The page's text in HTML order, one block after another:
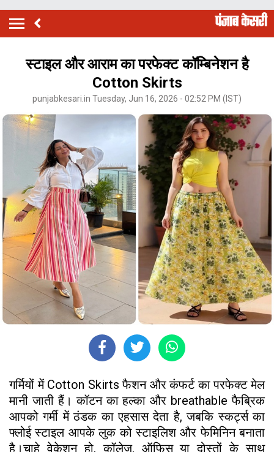
स्टाइल और आराम का परफेक्ट कॉम्बिनेशन है
Cotton Skirts
punjabkesari.in Tuesday, Jun 16, 2026 - 02:52 PM (IST)
गर्मियों में Cotton Skirts फैशन और कंफर्ट का परफेक्ट मेल
मानी जाती हैं। कॉटन का हल्का और breathable फैब्रिक
आपको गर्मी में ठंडक का एहसास देता है, जबकि स्कर्ट्स का
फ्लोई स्टाइल आपके लुक को स्टाइलिश और फेमिनिन बनाता
है।चाहे वेकेशन हो, कॉलेज, ऑफिस या दोस्तों के साथ